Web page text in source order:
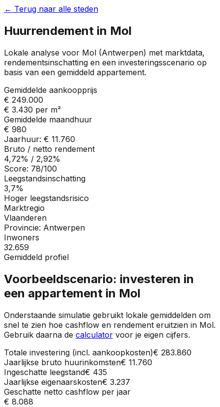
← Terug naar alle steden
Huurrendement in Mol
Lokale analyse voor Mol (Antwerpen) met marktdata,
rendementsinschatting en een investeringsscenario op
basis van een gemiddeld appartement.
Gemiddelde aankoopprijs
€ 249.000
€ 3.430 per m²
Gemiddelde maandhuur
€ 980
Jaarhuur: € 11.760
Bruto / netto rendement
4,72% / 2,92%
Score: 78/100
Leegstandsinschatting
3,7%
Hoger leegstandsrisico
Marktregio
Vlaanderen
Provincie: Antwerpen
Inwoners
32.659
Gemiddeld profiel
Voorbeeldscenario: investeren in
een appartement in Mol
Onderstaande simulatie gebruikt lokale gemiddelden om
snel te zien hoe cashflow en rendement eruitzien in Mol.
Gebruik daarna de calculator voor je eigen cijfers.
Totale investering (incl. aankoopkosten)€ 283.860
Jaarlijkse bruto huurinkomsten€ 11.760
Ingeschatte leegstand€ 435
Jaarlijkse eigenaarskosten€ 3.237
Geschatte netto cashflow per jaar
€ 8.088